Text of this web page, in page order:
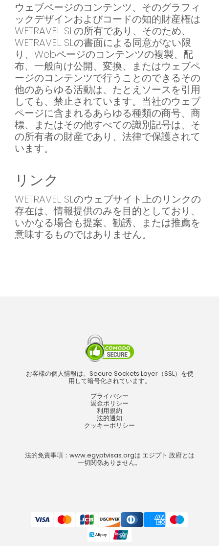
ウェブページのコンテンツ、そのグラフィ
ックデザインおよびコードの知的財産権は
WETRAVEL SLの所有であり、そのため、
WETRAVEL SLの書面による同意がない限
り、Webページのコンテンツの複製、配
布、一般向け公開、変換、またはウェブペ
ージのコンテンツで行うことのできるその
他のあらゆる活動は、たとえソースを引用
しても、禁止されています。当社のウェブ
ページに含まれるあらゆる種類の商号、商
標、またはその他すべての識別記号は、そ
の所有者の財産であり、法律で保護されて
います。
リンク
WETRAVEL SLのウェブサイト上のリンクの
存在は、情報提供のみを目的としており、
いかなる場合も提案、勧誘、または推薦を
意味するものではありません。
お客様の個人情報は、Secure Sockets Layer（SSL）を使
用して暗号化されています。
プライバシー
返金ポリシー
利用規約
法的通知
クッキーポリシー
法的免責事項：www.egyptvisas.orgは エジプト 政府とは
一切関係ありません。